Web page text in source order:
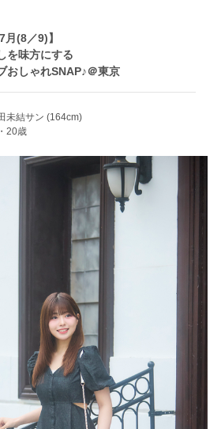
月(8／9)】
を味方にする
おしゃれSNAP♪＠東京
未結サン (164cm)
20歳